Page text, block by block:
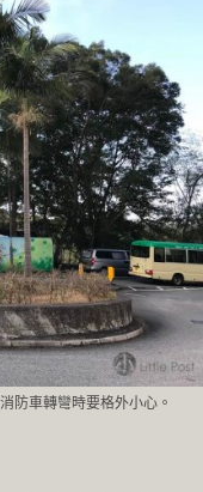
防車轉彎時要格外小心。